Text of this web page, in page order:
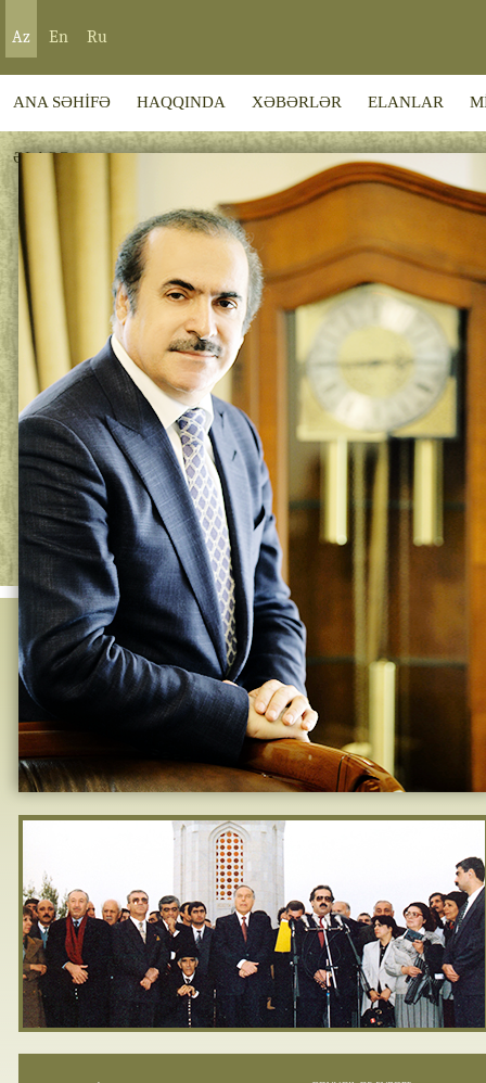
Az En Ru
ANA SƏHİFƏ HAQQINDA XƏBƏRLƏR ELANLAR
ƏLAQƏ